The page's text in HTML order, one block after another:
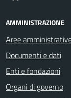
AMMINISTRAZIONE
Aree
Documenti e dati
Enti e fondazioni
Organi di governo